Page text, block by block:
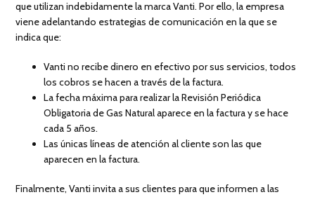
que utilizan indebidamente la marca Vanti. Por ello, la empresa
viene adelantando estrategias de comunicación en la que se
indica que:
Vanti no recibe dinero en efectivo por sus servicios, todos
los cobros se hacen a través de la factura.
La fecha máxima para realizar la Revisión Periódica
Obligatoria de Gas Natural aparece en la factura y se hace
cada 5 años.
Las únicas líneas de atención al cliente son las que
aparecen en la factura.
Finalmente, Vanti invita a sus clientes para que informen a las